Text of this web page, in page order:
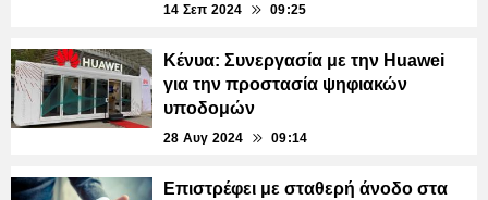
14 Σεπ 2024 09:25
Κένυα: Συνεργασία με την Huawei
για την προστασία ψηφιακών
υποδομών
28 Αυγ 2024 09:14
Επιστρέφει με σταθερή άνοδο στα